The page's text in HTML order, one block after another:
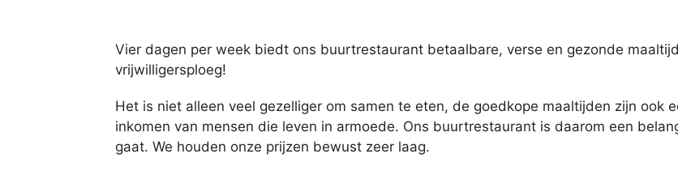
Vier dagen per week biedt ons buurtrestaurant betaalbare, verse en gezonde
vrijwilligersploeg!
Het is niet alleen veel gezelliger om samen te eten, de goedkope maaltijden zijn ook
inkomen van mensen die leven in armoede. Ons buurtrestaurant is daarom een
gaat. We houden onze prijzen bewust zeer laag.